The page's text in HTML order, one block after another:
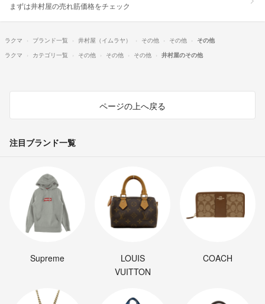
まずは井村屋の売れ筋価格をチェック
ラクマ ブランド一覧 井村屋（イムラヤ） その他 その他
その他
ラクマ
カテゴリ一覧 その他 その他 その他 井村屋のその他
ページの上へ戻る
注目ブランド一覧
Supreme
LOUIS
VUITTON
COACH